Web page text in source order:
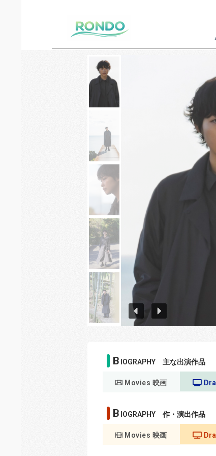
ロンド
芸能プロダクション
B IOGRAPHY 主な出演作品
Movies 映画
B IOGRAPHY 作・演出作品
Movies 映画